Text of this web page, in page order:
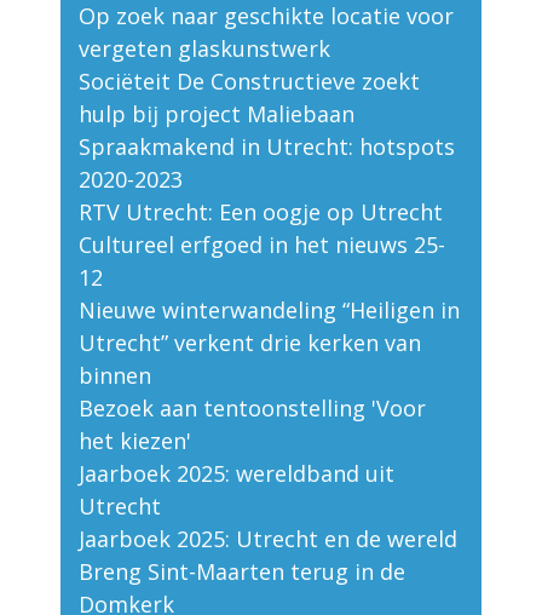
Op zoek naar geschikte locatie voor
vergeten glaskunstwerk
Sociëteit De Constructieve zoekt
hulp bij project Maliebaan
Spraakmakend in Utrecht: hotspots
2020-2023
RTV Utrecht: Een oogje op Utrecht
Cultureel erfgoed in het nieuws 25-
12
Nieuwe winterwandeling “Heiligen in
Utrecht” verkent drie kerken van
binnen
Bezoek aan tentoonstelling 'Voor
het kiezen'
Jaarboek 2025: wereldband uit
Utrecht
Jaarboek 2025: Utrecht en de wereld
Breng Sint-Maarten terug in de
Domkerk